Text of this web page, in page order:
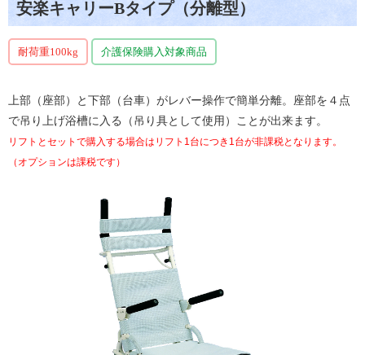
安楽キャリーBタイプ（分離型）
耐荷重100kg 介護保険購入対象商品
上部（座部）と下部（台車）がレバー操作で簡単分離。座部を４点
で吊り上げ浴槽に入る（吊り具として使用）ことが出来ます。
リフトとセットで購入する場合はリフト1台につき1台が非課税となります。
（オプションは課税です）